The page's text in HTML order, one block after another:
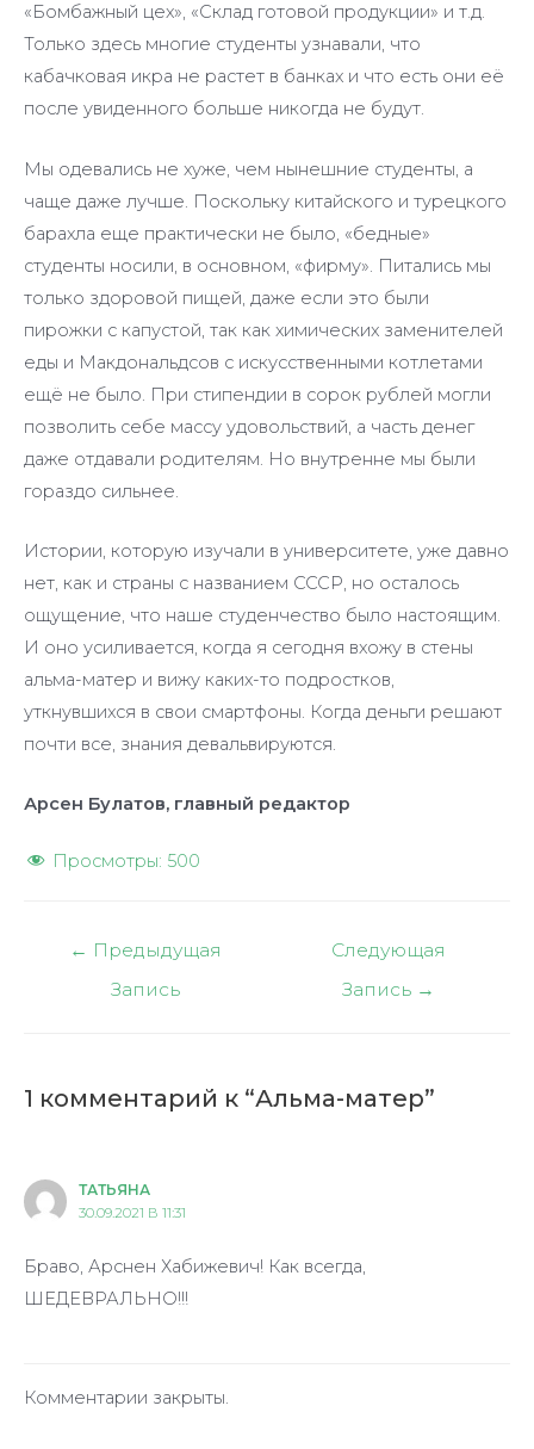
«Бомбажный цех», «Склад готовой продукции» и т.д.
Только здесь многие студенты узнавали, что
кабачковая икра не растет в банках и что есть они её
после увиденного больше никогда не будут.
Мы одевались не хуже, чем нынешние студенты, а
чаще даже лучше. Поскольку китайского и турецкого
барахла еще практически не было, «бедные»
студенты носили, в основном, «фирму». Питались мы
только здоровой пищей, даже если это были
пирожки с капустой, так как химических заменителей
еды и Макдональдсов с искусственными котлетами
ещё не было. При стипендии в сорок рублей могли
позволить себе массу удовольствий, а часть денег
даже отдавали родителям. Но внутренне мы были
гораздо сильнее.
Истории, которую изучали в университете, уже давно
нет, как и страны с названием СССР, но осталось
ощущение, что наше студенчество было настоящим.
И оно усиливается, когда я сегодня вхожу в стены
альма-матер и вижу каких-то подростков,
уткнувшихся в свои смартфоны. Когда деньги решают
почти все, знания девальвируются.
Арсен Булатов, главный редактор
Просмотры: 500
Навигация
← Предыдущая
Запись
Следующая
Запись →
1 комментарий к “Альма-матер”
ТАТЬЯНА
30.09.2021 В 11:31
Браво, Арснен Хабижевич! Как всегда,
ШЕДЕВРАЛЬНО!!!
Комментарии закрыты.